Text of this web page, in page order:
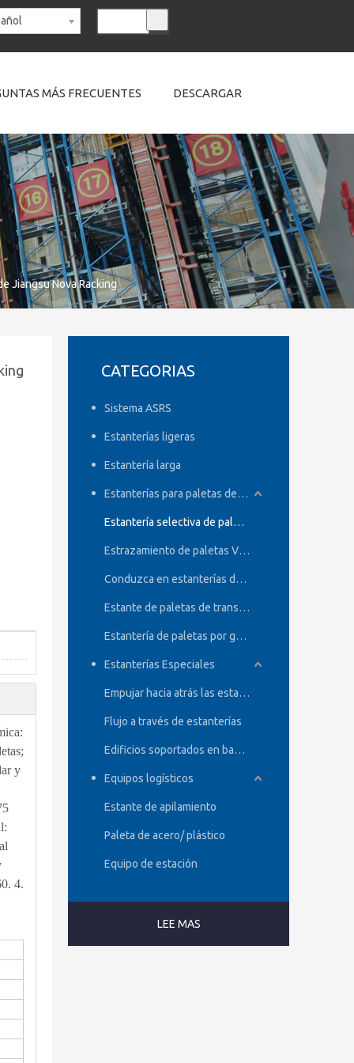
MÁS FRECUENTES DESCARGAR
Jiangsu Nova Racking
y
4.
CATEGORIAS
Sistema ASRS
Estanterías ligeras
Estantería larga
Estanterías para paletas de servicio pesado
Estantería selectiva de paletas
Estrazamiento de paletas VNA
Conduzca en estanterías de paletas
Estante de paletas de transbordador de radio
Estantería de paletas por gravedad
Estanterías Especiales
Empujar hacia atrás las estanterías
Flujo a través de estanterías
Edificios soportados en bastidor
Equipos logísticos
Estante de apilamiento
Paleta de acero/ plástico
Equipo de estación
LEE MAS